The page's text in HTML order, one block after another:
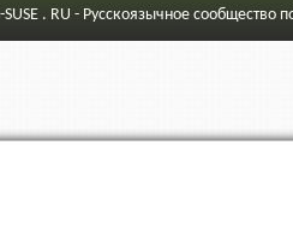
SUSE . RU - Русскоязычное сообщество